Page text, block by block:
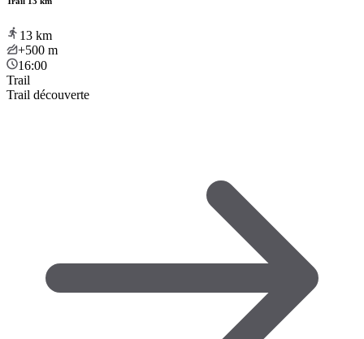
13 km
+500 m
16:00
Trail
Trail découverte